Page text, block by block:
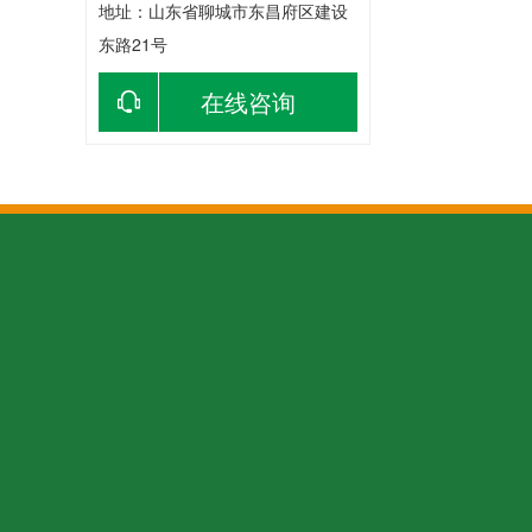
地址：山东省聊城市东昌府区建设
东路21号
在线咨询